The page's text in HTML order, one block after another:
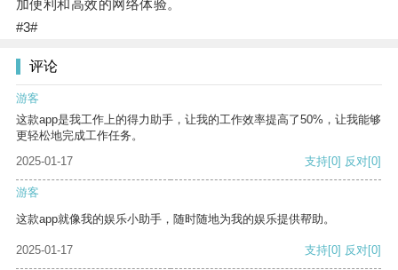
加便利和高效的网络体验。
#3#
评论
游客
这款app是我工作上的得力助手，让我的工作效率提高了50%，让我能够
更轻松地完成工作任务。
2025-01-17
支持[0] 反对[0]
游客
这款app就像我的娱乐小助手，随时随地为我的娱乐提供帮助。
2025-01-17 支持[0] 反对[0]